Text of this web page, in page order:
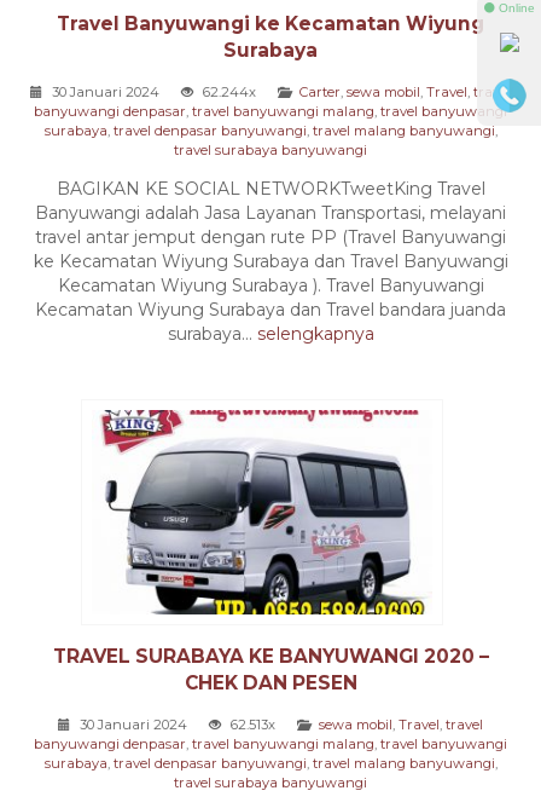
Travel Banyuwangi ke Kecamatan Wiyung
Surabaya
30 Januari 2024 62.244x Carter sewa mobil Travel travel
banyuwangi denpasar travel banyuwangi malang travel banyuwangi
surabaya travel denpasar banyuwangi travel malang banyuwangi
travel surabaya banyuwangi
BAGIKAN KE SOCIAL NETWORKTweetKing Travel
Banyuwangi adalah Jasa Layanan Transportasi, melayani
travel antar jemput dengan rute PP (Travel Banyuwangi
ke Kecamatan Wiyung Surabaya dan Travel Banyuwangi
Kecamatan Wiyung Surabaya ). Travel Banyuwangi
Kecamatan Wiyung Surabaya dan Travel bandara juanda
surabaya... selengkapnya
TRAVEL SURABAYA KE BANYUWANGI 2020 –
CHEK DAN PESEN
30 Januari 2024 62.513x sewa mobil, Travel, travel
banyuwangi denpasar, travel banyuwangi malang, travel banyuwangi
surabaya, travel denpasar banyuwangi, travel malang banyuwangi,
travel surabaya banyuwangi
⚫ Online